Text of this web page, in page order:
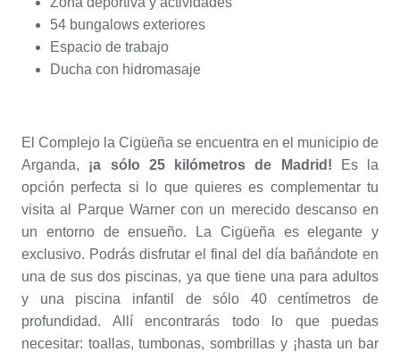
54 bungalows exteriores
Espacio de trabajo
Ducha con hidromasaje
El Complejo la Cigüeña se encuentra en el municipio de
Arganda, ¡a sólo 25 kilómetros de Madrid!
Es la
opción perfecta si lo que quieres es complementar tu
visita al Parque Warner con un merecido descanso en
un entorno de ensueño. La Cigüeña es elegante y
exclusivo. Podrás disfrutar el final del día bañándote en
una de sus dos piscinas, ya que tiene una para adultos
y una piscina infantil de sólo 40 centímetros de
profundidad. Allí encontrarás todo lo que puedas
necesitar: toallas, tumbonas, sombrillas y ¡hasta un bar